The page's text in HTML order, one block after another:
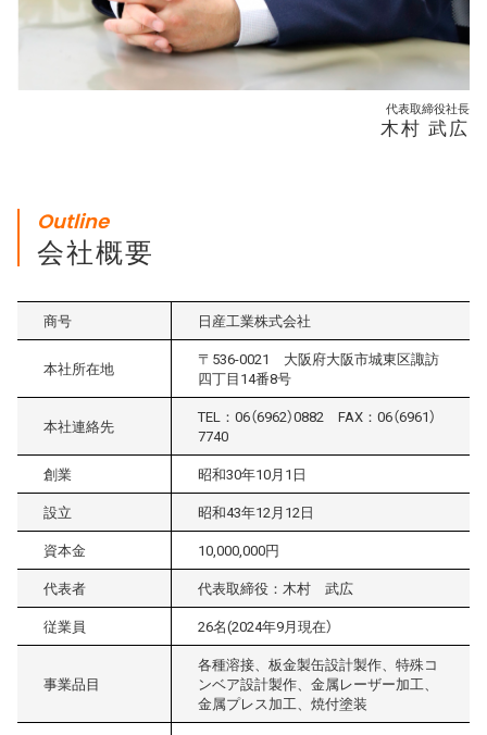
代表取締役社長
木村 武広
Outline
会社概要
商号 日産工業株式会社
本社所在地
〒536-0021 大阪府大阪市城東区諏訪
四丁目14番8号
本社連絡先
TEL：06（6962）0882 FAX：06（6961）
7740
創業
昭和30年10月1日
設立
昭和43年12月12日
資本金
10,000,000円
代表者
代表取締役：木村 武広
従業員
26名(2024年9月現在）
事業品目
各種溶接、板金製缶設計製作、特殊コ
ンベア設計製作、金属レーザー加工、
金属プレス加工、焼付塗装